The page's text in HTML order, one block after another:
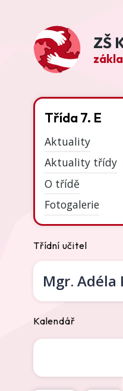
ZŠ
Třída 7. E
Aktuality
Aktuality třídy
O třídě
Fotogalerie
Třídní učitel
Mgr. Adéla
Kalendář